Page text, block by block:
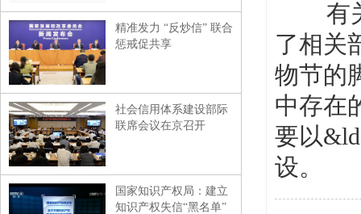
精准发力 “反炒信” 联合
惩戒促共享
社会信用体系建设部际
联席会议在京召开
国家知识产权局：建立
知识产权失信“黑名单”
有关
了相关
物节的
中存在
要以
设。